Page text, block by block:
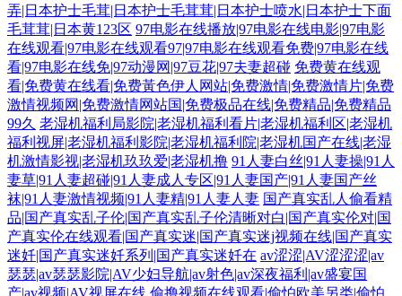
弄|日本护士毛茸|日本护士毛茸茸|日本护士喷水|日本护士下面
毛茸茸|日本黄123区 97电影在线播放|97电影在线电影|97电影
在线观看|97电影在线观看97|97电影在线观看免费|97电影在线
看|97电影在线免|97动漫网|97豆花|97夫妻超碰 免费黄在线观
看|免费黄在线看|免费黃色伊人网站|免费激情|免费激情片|免费
激情视频网|免费激情网站国|免费极品在线|免费精品|免费精品
99久 老湿机福利局影院|老湿机福利看片|老湿机福利区|老湿机
福利视屏|老湿机福利影院|老湿机福利院|老湿机国产在线|老湿
机激情影视|老湿机玖玖爱|老湿机撸 91人妻白丝|91人妻操|91人
妻草|91人妻超碰|91人妻成人专区|91人妻国产|91人妻国产丝
袜|91人妻激情视频|91人妻精|91人妻人妻 国产真实乱人偷看精
品|国产真实乱子伦|国产真实乱子伦清晰对白|国产真实伦对|国
产真实伦在线观看|国产真实迷|国产真实迷j视频在线|国产真实
迷奷|国产真实迷奷系列|国产真实迷奷在 av涩涩|AV涩涩涩|av
瑟瑟|av瑟瑟影院|AV少妇导航|av射色|av深夜福利|av盛宴国
产|av视频|AV视屏在线 偷撸视频在线观看|偷怕欧美另类|偷怕